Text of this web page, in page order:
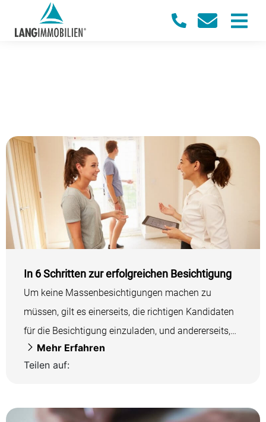
In 6 Schritten zur erfolgreichen Besichtigung
Um keine Massenbesichtigungen machen zu
müssen, gilt es einerseits, die richtigen Kandidaten
für die Besichtigung einzuladen, und andererseits,
die Besichtigung...
Mehr Erfahren
Teilen auf: